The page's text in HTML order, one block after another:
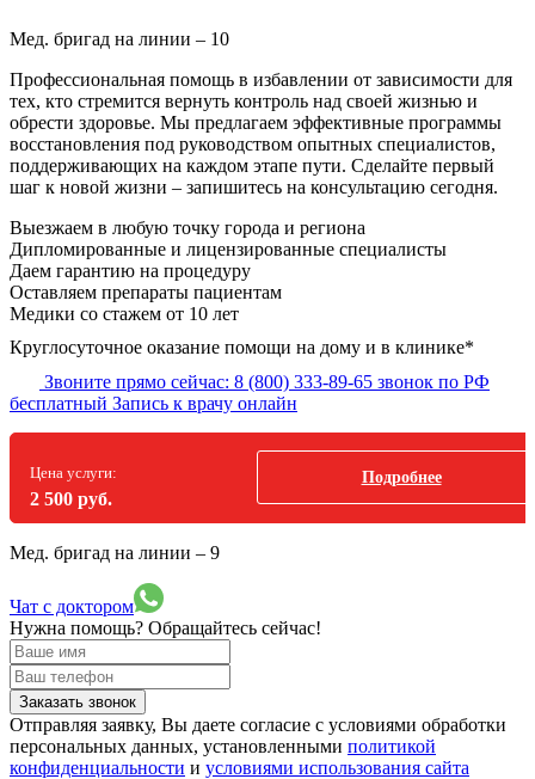
Мед. бригад на линии – 10
Профессиональная помощь в избавлении от зависимости для
тех, кто стремится вернуть контроль над своей жизнью и
обрести здоровье. Мы предлагаем эффективные программы
восстановления под руководством опытных специалистов,
поддерживающих на каждом этапе пути. Сделайте первый
шаг к новой жизни – запишитесь на консультацию сегодня.
Выезжаем в любую точку города и региона
Дипломированные и лицензированные специалисты
Даем гарантию на процедуру
Оставляем препараты пациентам
Медики со стажем от 10 лет
Круглосуточное оказание помощи на дому и в клинике*
Звоните прямо сейчас: 8 (800) 333-89-65 звонок по РФ
бесплатный Запись к врачу онлайн
Цена услуги:
2 500 руб.
Подробнее
Мед. бригад на линии – 9
Чат с доктором
Нужна помощь? Обращайтесь сейчас!
Заказать звонок
Отправляя заявку, Вы даете согласие с условиями обработки
персональных данных, установленными политикой
конфиденциальности и условиями использования сайта